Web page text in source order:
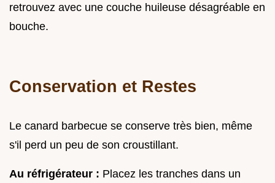
retrouvez avec une couche huileuse désagréable en
bouche.
Conservation et Restes
Le canard barbecue se conserve très bien, même
s'il perd un peu de son croustillant.
Au réfrigérateur : Placez les tranches dans un